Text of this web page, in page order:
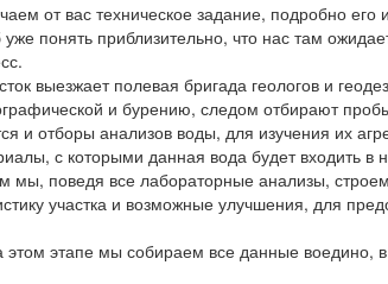
от вас техническое задание, подробно
понять приблизительно, что нас там
выезжает полевая бригада геологов и
и бурению, следом отбирают
и отборы анализов воды, для изучения их
с которыми данная вода будет входить в
мы, поведя все лабораторные анализы,
участка и возможные улучшения, для
этом этапе мы собираем все данные воедино,